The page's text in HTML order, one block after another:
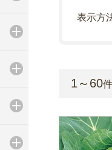
表示方
1～60